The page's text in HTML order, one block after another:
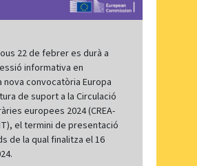
22 de febrer es durà a
informativa en
nova convocatòria Europa
de suport a la Circulació
europees 2024 (CREA-
el termini de presentació
de la qual finalitza el 16